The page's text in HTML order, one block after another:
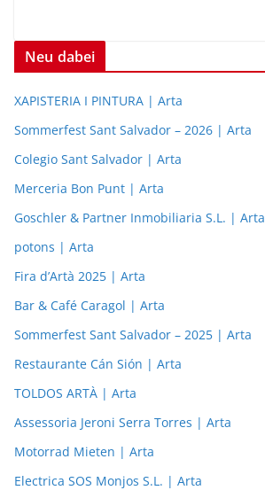
Neu dabei
XAPISTERIA I PINTURA | Arta
Sommerfest Sant Salvador – 2026 | Arta
Colegio Sant Salvador | Arta
Merceria Bon Punt | Arta
Goschler & Partner Inmobiliaria S.L. | Arta
potons | Arta
Fira d’Artà 2025 | Arta
Bar & Café Caragol | Arta
Sommerfest Sant Salvador – 2025 | Arta
Restaurante Cán Sión | Arta
TOLDOS ARTÀ | Arta
Assessoria Jeroni Serra Torres | Arta
Motorrad Mieten | Arta
Electrica SOS Monjos S.L. | Arta